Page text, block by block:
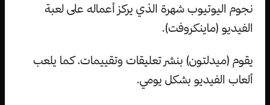
نجوم اليوتيوب شهرة الذي يركز أعماله على لعبة
الفيديو (ماينكروفت).
يقوم (ميدلتون) بنشر تعليقات وتقييمات، كما يلعب
ألعاب الفيديو بشكل يومي.